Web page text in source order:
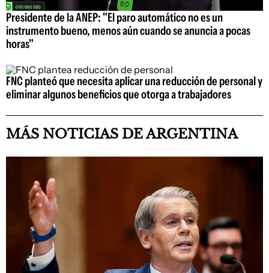
Presidente de la ANEP: "El paro automático no es un
instrumento bueno, menos aún cuando se anuncia a pocas
horas"
FNC planteó que necesita aplicar una reducción de personal y
eliminar algunos beneficios que otorga a trabajadores
MÁS NOTICIAS DE ARGENTINA